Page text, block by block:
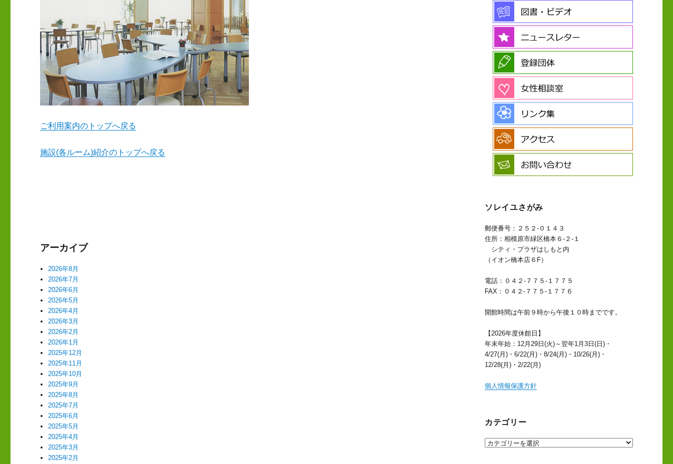
ご利用案内のトップへ戻る
施設(各ルーム)紹介のトップへ戻る
アーカイブ
2026年8月
2026年7月
2026年6月
2026年5月
2026年4月
2026年3月
2026年2月
2026年1月
2025年12月
2025年11月
2025年10月
2025年9月
2025年8月
2025年7月
2025年6月
2025年5月
2025年4月
2025年3月
2025年2月
ソレイユさがみ
郵便番号：２５２-０１４３
住所：相模原市緑区橋本６-２-１
シティ・プラザはしもと内
（イオン橋本店６F）
電話：０４２-７７５-１７７５
FAX：０４２-７７５-１７７６
開館時間は午前９時から午後１０時までです。
【2026年度休館日】
年末年始：12月29日(火)～翌年1月3日(日)・
4/27(月)・6/22(月)・8/24(月)・10/26(月)・
12/28(月)・2/22(月)
個人情報保護方針
カテゴリー
カ